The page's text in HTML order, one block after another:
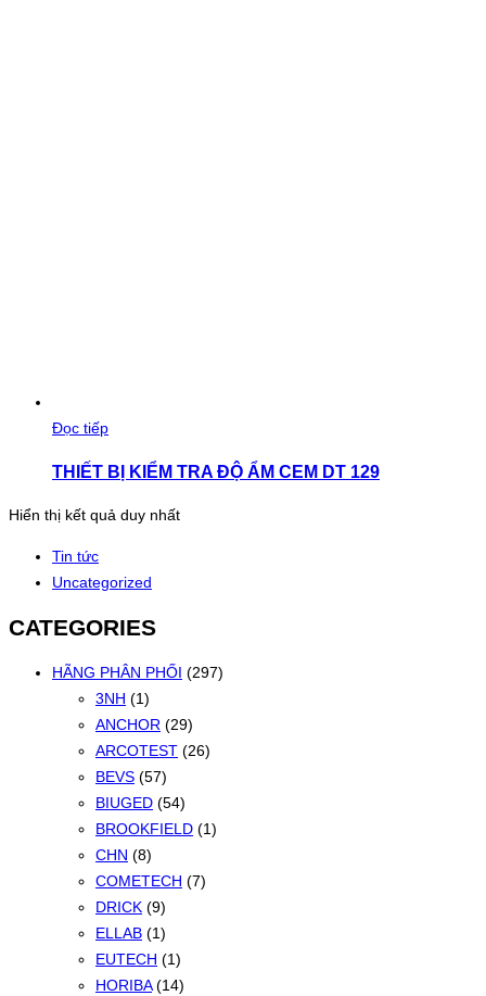
Đọc tiếp
THIẾT BỊ KIỂM TRA ĐỘ ẨM CEM DT 129
Hiển thị kết quả duy nhất
Tin tức
Uncategorized
CATEGORIES
HÃNG PHÂN PHỐI (297)
3NH (1)
ANCHOR (29)
ARCOTEST (26)
BEVS (57)
BIUGED (54)
BROOKFIELD (1)
CHN (8)
COMETECH (7)
DRICK (9)
ELLAB (1)
EUTECH (1)
HORIBA (14)